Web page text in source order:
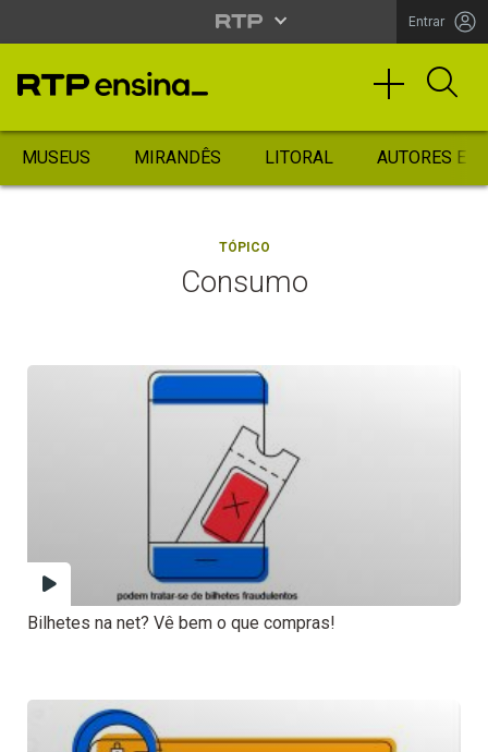
Entrar
MUSEUS MIRANDÊS LITORAL AUTORES
TÓPICO
Consumo
Bilhetes na net? Vê bem o que compras!